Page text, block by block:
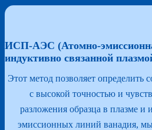
ИСП-АЭС (Атомно-
индуктивно связанной
Этот метод позволяет определить
с высокой точностью и
разложения образца в плазме и
эмиссионных линий ванадия,